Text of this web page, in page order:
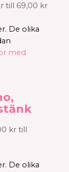
till 69,00 kr
De olika
kr till
De olika